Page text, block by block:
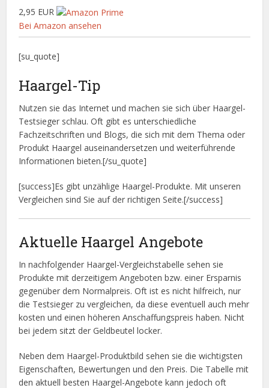
2,95 EUR
Bei Amazon ansehen
[su_quote]
Haargel-Tip
Nutzen sie das Internet und machen sie sich über Haargel-
Testsieger schlau. Oft gibt es unterschiedliche
Fachzeitschriften und Blogs, die sich mit dem Thema oder
Produkt Haargel auseinandersetzen und weiterführende
Informationen bieten.[/su_quote]
[success]Es gibt unzählige Haargel-Produkte. Mit unseren
Vergleichen sind Sie auf der richtigen Seite.[/success]
Aktuelle Haargel Angebote
In nachfolgender Haargel-Vergleichstabelle sehen sie
Produkte mit derzeitigem Angeboten bzw. einer Ersparnis
gegenüber dem Normalpreis. Oft ist es nicht hilfreich, nur
die Testsieger zu vergleichen, da diese eventuell auch mehr
kosten und einen höheren Anschaffungspreis haben. Nicht
bei jedem sitzt der Geldbeutel locker.
Neben dem Haargel-Produktbild sehen sie die wichtigsten
Eigenschaften, Bewertungen und den Preis. Die Tabelle mit
den aktuell besten Haargel-Angebote kann jedoch oft